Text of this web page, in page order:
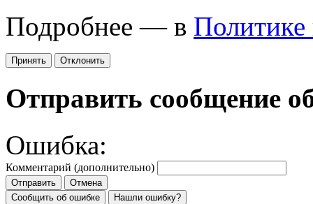
Подробнее — в Политике
Принять Отклонить
Отправить сообщение
Ошибка:
Комментарий (дополнительно)
Отправить
Отмена
Сообщить об ошибке
Нашли ошибку?